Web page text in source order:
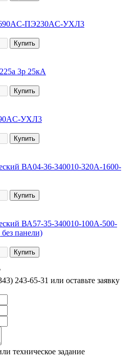
ПЭ230AC-УХЛ3
3p 25кА
УХЛ3
ВА04-36-340010-320А-1600-
ВА57-35-340010-100А-500-
панели)
243-65-31 или оставьте заявку
техническое задание